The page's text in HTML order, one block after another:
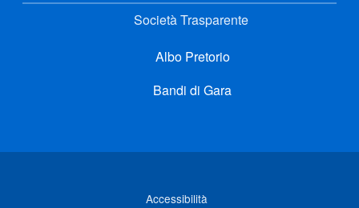
Società Trasparente
Albo Pretorio
Bandi di Gara
Accessibilità